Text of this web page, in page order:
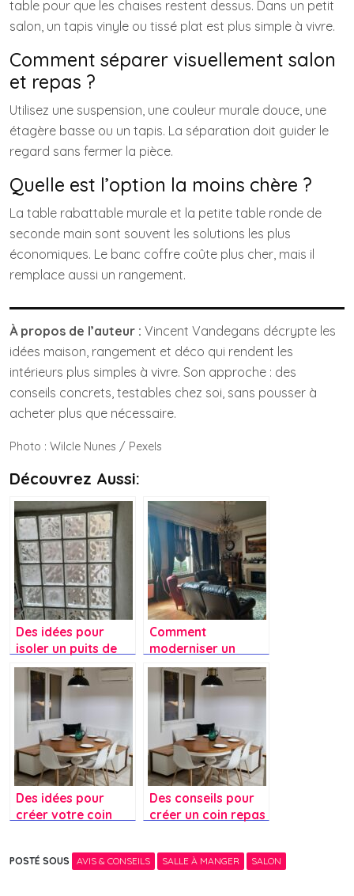
table pour que les chaises restent dessus. Dans un petit
salon, un tapis vinyle ou tissé plat est plus simple à vivre.
Comment séparer visuellement salon
et repas ?
Utilisez une suspension, une couleur murale douce, une
étagère basse ou un tapis. La séparation doit guider le
regard sans fermer la pièce.
Quelle est l’option la moins chère ?
La table rabattable murale et la petite table ronde de
seconde main sont souvent les solutions les plus
économiques. Le banc coffre coûte plus cher, mais il
remplace aussi un rangement.
À propos de l’auteur : Vincent Vandegans décrypte les
idées maison, rangement et déco qui rendent les
intérieurs plus simples à vivre. Son approche : des
conseils concrets, testables chez soi, sans pousser à
acheter plus que nécessaire.
Photo : Wilcle Nunes / Pexels
Découvrez Aussi:
Des idées pour
isoler un puits de
lumière dans les
escaliers sans
perdre d’espace ni
de lumière ?
Comment
moderniser un
salon ancien sans
perdre son côté
vintage?
Des idées pour
créer votre coin
Des conseils pour
créer un coin repas
POSTÉ SOUS AVIS & CONSEILS SALLE À MANGER SALON